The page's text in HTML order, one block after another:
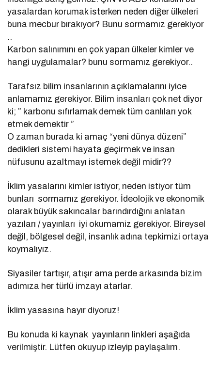
yasalardan korumak isterken neden diğer ülkeleri
buna mecbur bırakıyor? Bunu sormamız gerekiyor
..
Karbon salınımını en çok yapan ülkeler kimler ve
hangi uygulamalar? bunu sormamız gerekiyor..
Tarafsız bilim insanlarının açıklamalarını iyice
anlamamız gerekiyor. Bilim insanları çok net diyor
ki; ” karbonu sıfırlamak demek tüm canlıları yok
etmek demektir ”
O zaman burada ki amaç “yeni dünya düzeni”
dedikleri sistemi hayata geçirmek ve insan
nüfusunu azaltmayı istemek değil midir??
İklim yasalarını kimler istiyor, neden istiyor tüm
bunları sormamız gerekiyor. İdeolojik ve ekonomik
olarak büyük sakıncalar barındırdığını anlatan
yazıları / yayınları iyi okumamiz gerekiyor. Bireysel
değil, bölgesel değil, insanlık adına tepkimizi ortaya
koymalıyız.
Siyasiler tartışır, atışır ama perde arkasında bizim
adımıza her türlü imzayı atarlar.
İklim yasasına hayır diyoruz!
Bu konuda ki kaynak yayınların linkleri aşağıda
verilmiştir. Lütfen okuyup izleyip paylaşalım.